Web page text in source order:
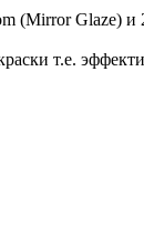
(Mirror Glaze) и
т.е.